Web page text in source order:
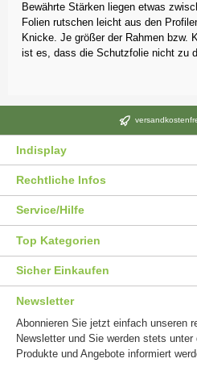
Bewährte Stärken liegen etwas
Folien rutschen leicht aus den
Knicke. Je größer der Rahmen bzw.
ist es, dass die Schutzfolie nicht zu
Indisplay
Rechtliche Infos
Service/Hilfe
Top Kategorien
Sicher Einkaufen
Newsletter
Abonnieren Sie jetzt einfach unseren
Newsletter und Sie werden stets
Produkte und Angebote informiert